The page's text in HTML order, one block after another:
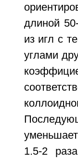
длиной
из игл с
углами
1.5-2